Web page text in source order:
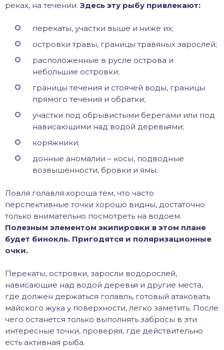
реках, на течении. Здесь эту рыбу привлекают:
перекаты, участки выше и ниже их;
островки травы, границы травяных зарослей;
расположенные в русле острова и
небольшие островки;
границы течения и стоячей воды, границы
прямого течения и обратки;
участки под обрывистыми берегами или под
нависающими над водой деревьями;
коряжники;
донные аномалии – косы, подводные
возвышенности, бровки и ямы.
Ловля голавля хороша тем, что часто
перспективные точки хорошо видны, достаточно
только внимательно посмотреть на водоем.
Полезным элементом экипировки в этом плане
будет бинокль. Пригодятся и поляризационные
очки.
Перекаты, островки, заросли водорослей,
нависающие над водой деревья и другие места,
где должен держаться голавль, готовый атаковать
майского жука у поверхности, легко заметить. После
чего останется только выполнять забросы в эти
интересные точки, проверяя, где действительно
есть активная рыба.